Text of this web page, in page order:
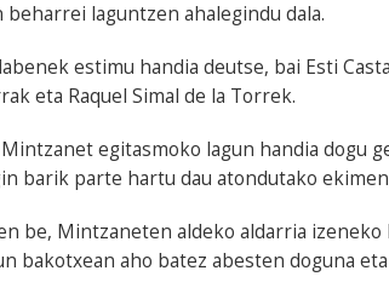
laguntzen ahalegindu dala.
estimu handia deutse, bai Esti
eta Raquel Simal de la Torrek.
egitasmoko lagun handia dogu
barik parte hartu dau atondutako
be, Mintzaneten aldeko aldarria
bakotxean aho batez abesten doguna